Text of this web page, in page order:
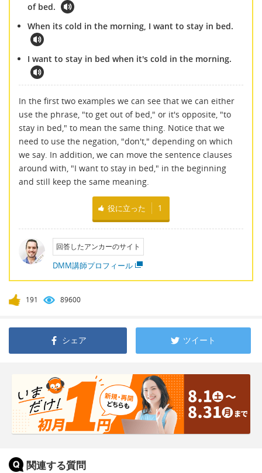
of bed.
When its cold in the morning, I want to stay in bed.
I want to stay in bed when it's cold in the morning.
In the first two examples we can see that we can either
use the phrase, "to get out of bed," or it's opposite, "to
stay in bed," to mean the same thing. Notice that we
need to use the negation, "don't," depending on which
we say. In addition, we can move the sentence clauses
around with, "I want to stay in bed," in the beginning
and still keep the same meaning.
役に立った 1
回答したアンカーのサイト
DMM講師プロフィール
191 89600
シェア ツイート
関連する質問